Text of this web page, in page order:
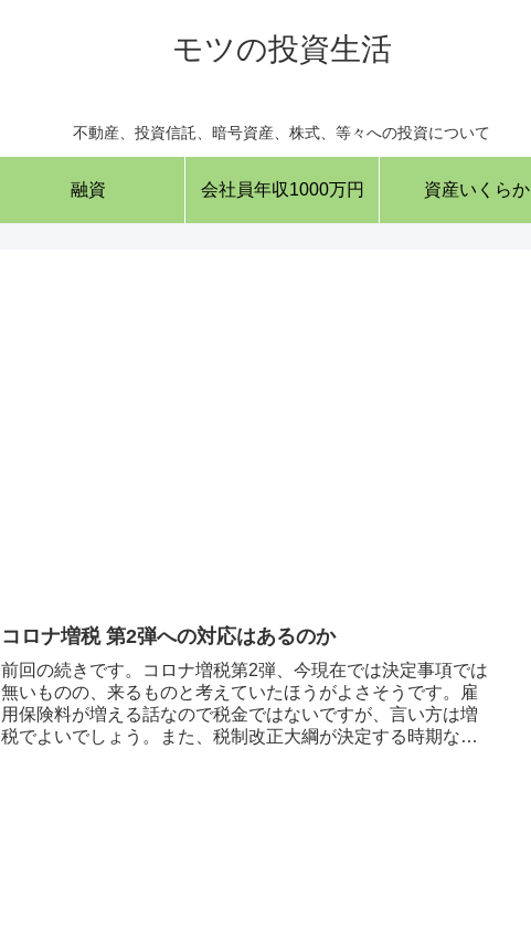
モツの投資生活
不動産、投資信託、暗号資産、株式、等々への投資について
融資 会社員年収1000万円 資産いくらか
コロナ増税 第2弾への対応はあるのか
前回の続きです。コロナ増税第2弾、今現在では決定事項では
無いものの、来るものと考えていたほうがよさそうです。雇
用保険料が増える話なので税金ではないですが、言い方は増
税でよいでしょう。また、税制改正大綱が決定する時期なの